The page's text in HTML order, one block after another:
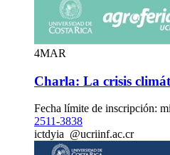
4MAR
Charla: La crisis
Fecha límite de inscripción:
2511-3838
ictdyia @ucriinf.ac.cr